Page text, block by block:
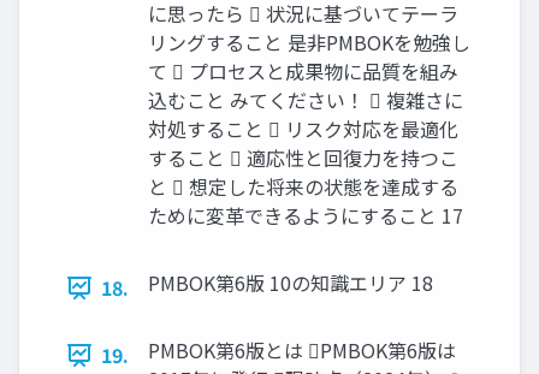
に思ったら  状況に基づいてテーラ
リングすること 是非PMBOKを勉強し
て  プロセスと成果物に品質を組み
込むこと みてください！  複雑さに
対処すること  リスク対応を最適化
すること  適応性と回復力を持つこ
と  想定した将来の状態を達成する
ために変革できるようにすること 17
18. PMBOK第6版 10の知識エリア 18
19.
PMBOK第6版とは PMBOK第6版は